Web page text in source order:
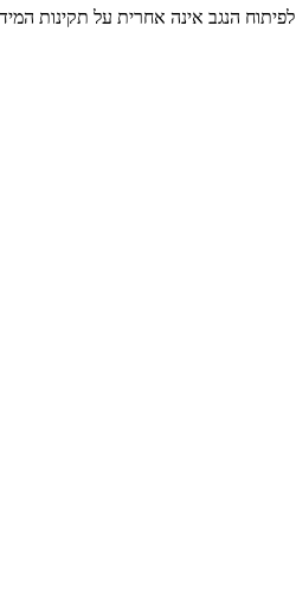
הנגב אינה אחרית על תקינות